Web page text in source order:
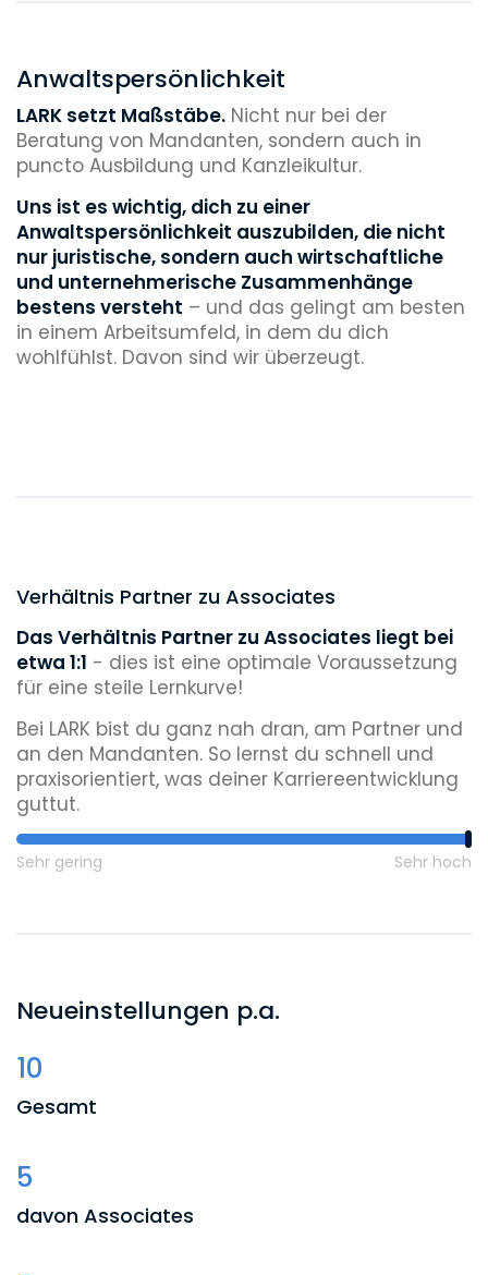
Anwaltspersönlichkeit
LARK setzt Maßstäbe. Nicht nur bei der
Beratung von Mandanten, sondern auch in
puncto Ausbildung und Kanzleikultur.
Uns ist es wichtig, dich zu einer
Anwaltspersönlichkeit auszubilden, die nicht
nur juristische, sondern auch wirtschaftliche
und unternehmerische Zusammenhänge
bestens versteht – und das gelingt am besten
in einem Arbeitsumfeld, in dem du dich
wohlfühlst. Davon sind wir überzeugt.
Verhältnis Partner zu Associates
Das Verhältnis Partner zu Associates liegt bei
etwa 1:1 - dies ist eine optimale Voraussetzung
für eine steile Lernkurve!
Bei LARK bist du ganz nah dran, am Partner und
an den Mandanten. So lernst du schnell und
praxisorientiert, was deiner Karriereentwicklung
guttut.
Sehr gering Sehr hoch
Neueinstellungen p.a.
10
Gesamt
5
davon Associates